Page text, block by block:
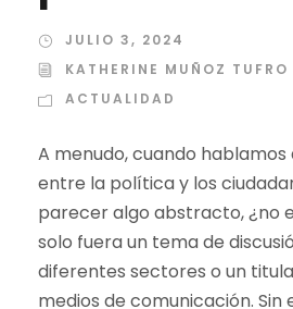
JULIO 3, 2024
KATHERINE MUÑOZ TUFRO
ACTUALIDAD
A menudo, cuando
entre la política y los
parecer algo abstracto, ¿no
solo fuera un tema de
diferentes sectores o un
medios de comunicación. Sin